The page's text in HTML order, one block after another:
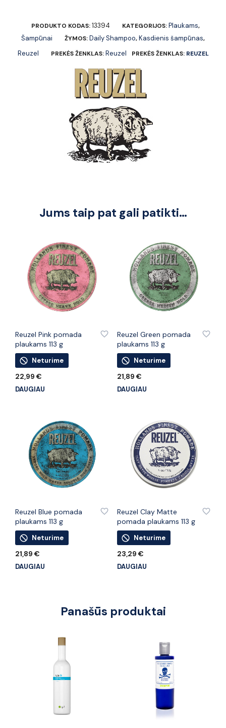
PRODUKTO KODAS:13394 KATEGORIJOS:Plaukams,
Šampūnai ŽYMOS:Daily Shampoo,Kasdienis šampūnas,
Reuzel PREKĖS ŽENKLAS:Reuzel PREKĖS ŽENKLAS: REUZEL
Jums taip pat gali patikti…
Reuzel Pink pomada
plaukams 113 g
Neturime
22,99 €
DAUGIAU
Reuzel Green pomada
plaukams 113 g
Neturime
21,89 €
DAUGIAU
Reuzel Blue pomada
plaukams 113 g
Neturime
21,89 €
DAUGIAU
Reuzel Clay Matte
pomada plaukams 113 g
Neturime
23,29 €
DAUGIAU
Panašūs produktai